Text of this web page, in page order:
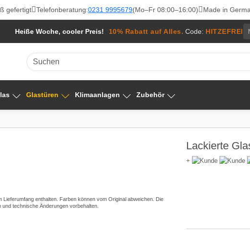
gefertigt Telefonberatung:0231 9995679(Mo–Fr 08:00–16:00) Made in
Heiße Woche, cooler Preis! 10% Rabatt auf Alles. Code: HITZEFREI
Glastüren Klimaanlagen Zubehör
Lackierte
+